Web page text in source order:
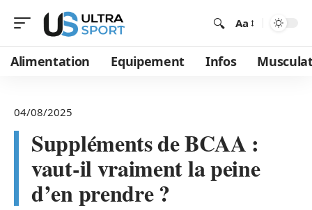
Aa
Alimentation Equipement Infos
04/08/2025
Suppléments de BCAA :
vaut-il vraiment la peine
d’en prendre ?